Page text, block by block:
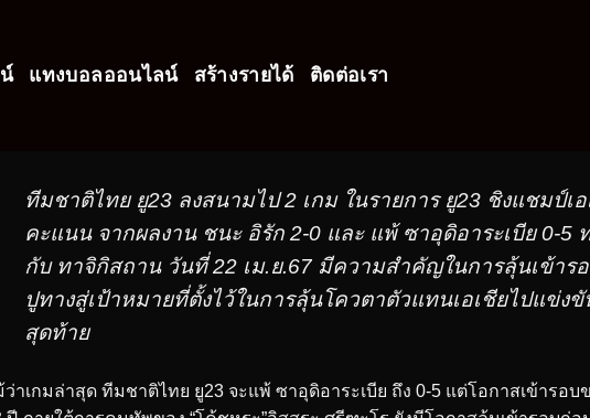
แทงบอลออนไลน์ สร้างรายได้ ติดต่อเรา
ทีมชาติไทย ยู23 ลงสนามไป 2 เกม ในรายการ ยู23 ชิงแชมป์เ
คะแนน จากผลงาน ชนะ อิรัก 2-0 และ แพ้ ซาอุดิอาระเบีย 0-5
กับ ทาจิกิสถาน วันที่ 22 เม.ย.67 มีความสำคัญในการลุ้นเข้าร
ปูทางสู่เป้าหมายที่ตั้งไว้ในการลุ้นโควตาตัวแทนเอเชียไปแข่ง
สุดท้าย
ว่าเกมล่าสุด ทีมชาติไทย ยู23 จะแพ้ ซาอุดิอาระเบีย ถึง 0-5 แต่โอกาสเข้ารอ